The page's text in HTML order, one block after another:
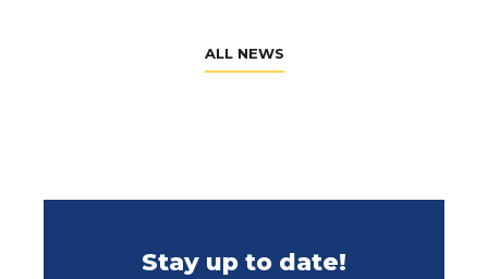
ALL NEWS
Stay up to date!